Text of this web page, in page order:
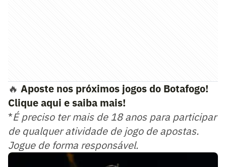
🔥 Aposte nos próximos jogos do Botafogo!
Clique aqui e saiba mais!
*É preciso ter mais de 18 anos para participar
de qualquer atividade de jogo de apostas.
Jogue de forma responsável.